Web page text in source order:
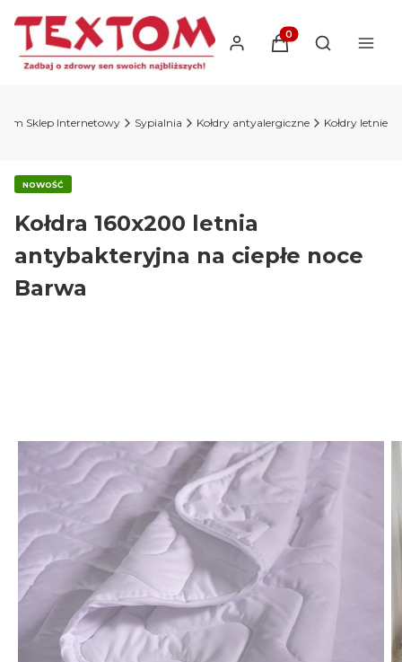
Produkty w
Otwórz
Sklep Internetowy Sypialnia Kołdry antyalergiczne Kołdry letnie
NOWOŚĆ
Kołdra 160x200 letnia
antybakteryjna na ciepłe noce
Barwa